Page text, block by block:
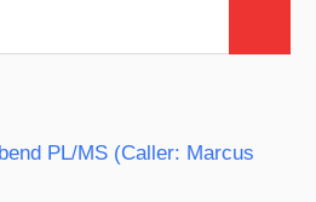
PL/MS (Caller: Marcus